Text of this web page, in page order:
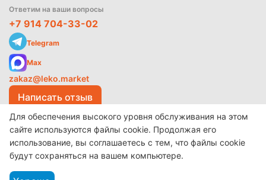
Ответим на ваши вопросы
+7 914 704-33-02
Telegram
Max
zakaz@leko.market
Написать отзыв
© 2017-2026 ООО «Леко»
Для обеспечения высокого уровня обслуживания на этом
сайте используются файлы cookie. Продолжая его
использование, вы соглашаетесь с тем, что файлы cookie
будут сохраняться на вашем компьютере.